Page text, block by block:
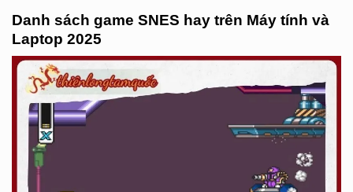
Danh sách game SNES hay trên Máy tính và
Laptop 2025